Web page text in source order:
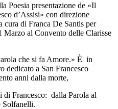
Poesia presentazione de «Il
d’Assisi» con direzione
di Franca De Santis per
al Convento delle Clarisse
che si fa Amore.» È in
dedicato a San Francesco
anni dalla morte,
di Francesco: dalla Parola al
Solfanelli.